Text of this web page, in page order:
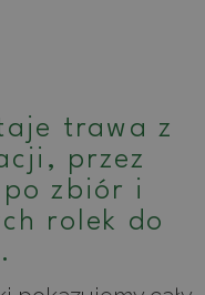
trawa z
przez
zbiór i
rolek do